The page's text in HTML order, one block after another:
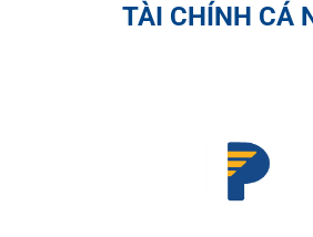
TÀI CHÍNH CÁ